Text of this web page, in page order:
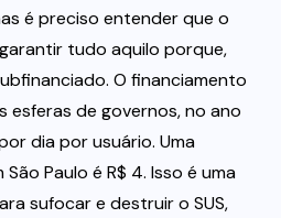
é preciso entender que o
tudo aquilo porque,
O financiamento
esferas de governos, no ano
dia por usuário. Uma
Paulo é R$ 4. Isso é uma
sufocar e destruir o SUS,